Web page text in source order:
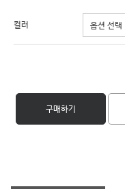
컬러
구매하기